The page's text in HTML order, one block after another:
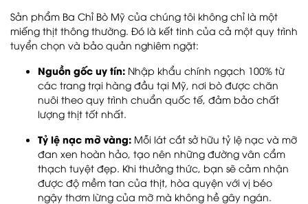
Sản phẩm Ba Chỉ Bò Mỹ của chúng tôi không chỉ là một
miếng thịt thông thường. Đó là kết tinh của cả một quy trình
tuyển chọn và bảo quản nghiêm ngặt:
Nguồn gốc uy tín: Nhập khẩu chính ngạch 100% từ
các trang trại hàng đầu tại Mỹ, nơi bò được chăn
nuôi theo quy trình chuẩn quốc tế, đảm bảo chất
lượng thịt tốt nhất.
Tỷ lệ nạc mỡ vàng: Mỗi lát cắt sở hữu tỷ lệ nạc và mỡ
đan xen hoàn hảo, tạo nên những đường vân cẩm
thạch tuyệt đẹp. Khi thưởng thức, bạn sẽ cảm nhận
được độ mềm tan của thịt, hòa quyện với vị béo
ngậy thơm lừng của mỡ mà không hề gây ngán.